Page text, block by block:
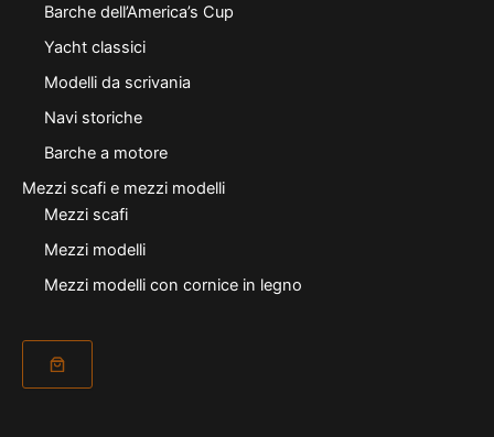
Barche dell’America’s Cup
Yacht classici
Modelli da scrivania
Navi storiche
Barche a motore
Mezzi scafi e mezzi modelli
Mezzi scafi
Mezzi modelli
Mezzi modelli con cornice in legno